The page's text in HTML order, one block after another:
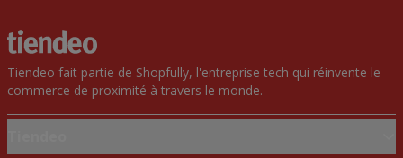
Tiendeo fait partie de Shopfully, l'entreprise tech qui réinvente le
commerce de proximité à travers le monde.